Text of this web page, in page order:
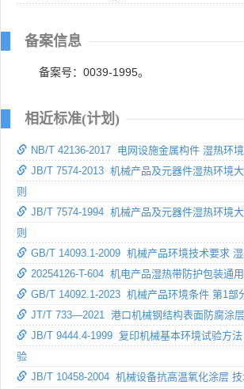
备案信息
备案号：0039-1995。
相近标准(计划)
NB/T 42136-2017 电网设施金属构件 湿热环
JB/T 7574-2013 机械产品及元器件湿热环境
则
JB/T 7574-1994 机械产品及元器件湿热环境
则
GB/T 14093.1-2009 机械产品环境技术要求
20254126-T-604 机电产品湿热带防护包装通
GB/T 14092.1-2023 机械产品环境条件 第1部
JT/T 733—2021 港口机械钢结构表面防腐涂
JB/T 9444.4-1999 复印机械基本环境试验方
验
JB/T 10458-2004 机械设备抗高温氧化涂层